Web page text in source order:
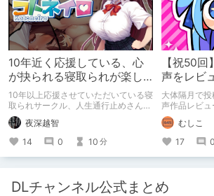
10年近く応援している、心
が抉られる寝取られが楽し
めるサークル
10年以上応援させていただいている寝
取られサークル、人生通行止めさんの
新作がとても良かったので、新作を中
心に、このサークルのゲームを紹介し
たくて、記事を書かせていただく。
キミノオモイからずっと好きな熱心な
ファンとしての記事にどうか、お付き
微修正）
夜深越智
14
0 10 分
【祝50
声をレビ
大体隔月で
声作品レビ
50】を迎え
し続け、おシ
ですけど記念
を伝えたり
ります。
むしこ
17
0
DLチャンネル公式まとめ